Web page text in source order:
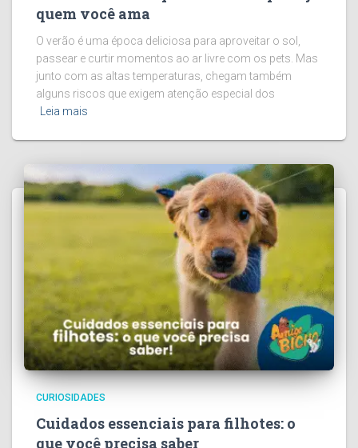
quem você ama
O verão é uma época deliciosa para aproveitar o sol,
passear e curtir momentos ao ar livre com os pets. Mas
junto com as altas temperaturas, chegam também
alguns riscos que exigem atenção especial dos
Leia mais
CURIOSIDADES
Cuidados essenciais para filhotes: o
que você precisa saber